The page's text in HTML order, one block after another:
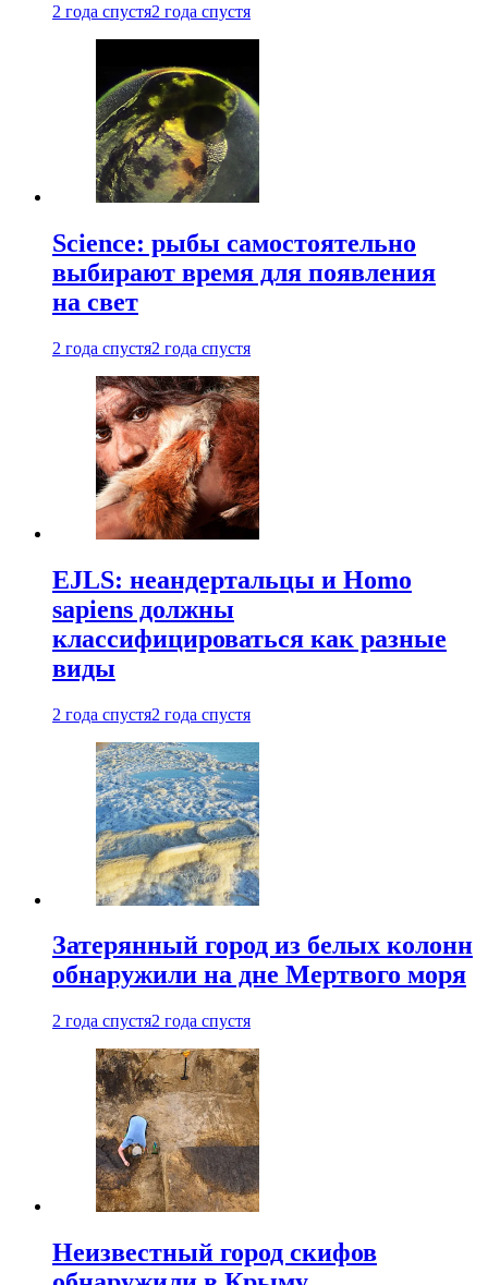
2 года спустя2 года спустя
Science: рыбы самостоятельно
выбирают время для появления
на свет
2 года спустя2 года спустя
EJLS: неандертальцы и Homo
sapiens должны
классифицироваться как разные
виды
2 года спустя2 года спустя
Затерянный город из белых колонн
обнаружили на дне Мертвого моря
2 года спустя2 года спустя
Неизвестный город скифов